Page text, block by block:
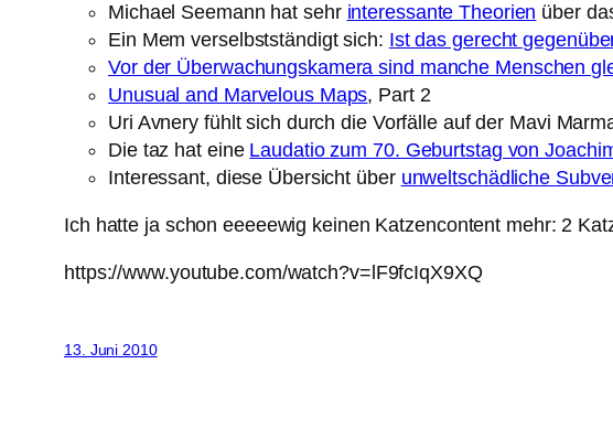
Michael Seemann hat sehr interessante Theorien über
Ein Mem verselbstständigt sich: Ist das gerecht
Vor der Überwachungskamera sind manche Menschen
Unusual and Marvelous Maps, Part 2
Uri Avnery fühlt sich durch die Vorfälle auf der Mavi
Die taz hat eine Laudatio zum 70. Geburtstag von
Interessant, diese Übersicht über unweltschädliche
Ich hatte ja schon eeeeewig keinen Katzencontent mehr: 2
https://www.youtube.com/watch?v=lF9fcIqX9XQ
13. Juni 2010